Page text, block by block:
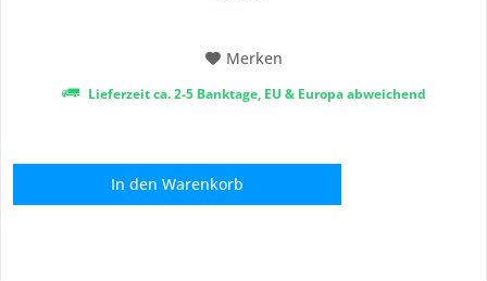
Merken
Lieferzeit ca. 2-5 Banktage, EU & Europa abweichend
In den Warenkorb